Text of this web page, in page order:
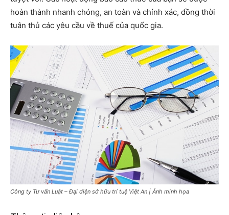
hoàn thành nhanh chóng, an toàn và chính xác, đồng thời
tuân thủ các yêu cầu về thuế của quốc gia.
Công ty Tư vấn Luật – Đại diện sở hữu trí tuệ Việt An | Ảnh minh họa